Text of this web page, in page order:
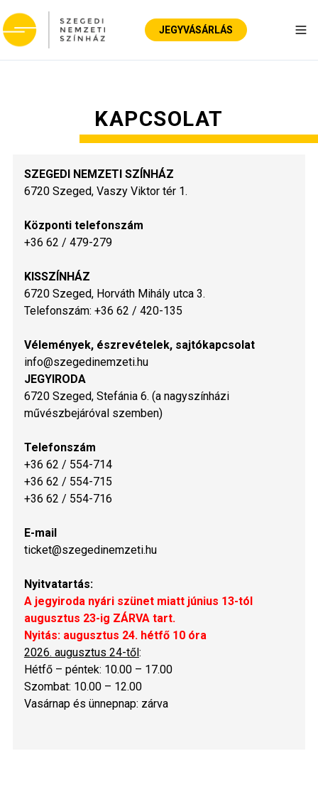
JEGYVÁSÁRLÁS
KAPCSOLAT
SZEGEDI NEMZETI SZÍNHÁZ
6720 Szeged, Vaszy Viktor tér 1.
Központi telefonszám
+36 62 / 479-279
KISSZÍNHÁZ
6720 Szeged, Horváth Mihály utca 3.
Telefonszám: +36 62 / 420-135
Vélemények, észrevételek, sajtókapcsolat
info@szegedinemzeti.hu
JEGYIRODA
6720 Szeged, Stefánia 6. (a nagyszínházi
művészbejáróval szemben)
Telefonszám
+36 62 / 554-714
+36 62 / 554-715
+36 62 / 554-716
E-mail
ticket@szegedinemzeti.hu
Nyitvatartás:
A jegyiroda nyári szünet miatt június 13-tól
augusztus 23-ig ZÁRVA tart.
Nyitás: augusztus 24. hétfő 10 óra
2026. augusztus 24-től :
Hétfő – péntek: 10.00 – 17.00
Szombat: 10.00 – 12.00
Vasárnap és ünnepnap: zárva